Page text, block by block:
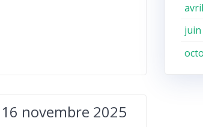
novembre 2025
juin